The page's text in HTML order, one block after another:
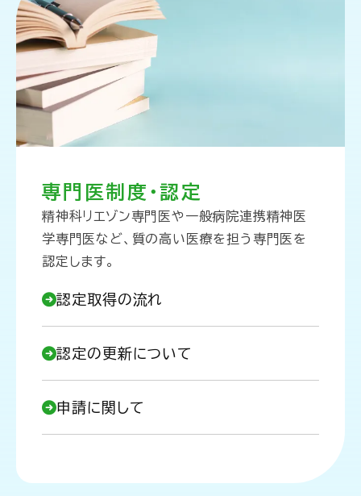
専門医制度・認定
精神科リエゾン専門医や一般病院連携精神医
学専門医など、質の高い医療を担う専門医を
認定します。
認定取得の流れ
認定の更新について
申請に関して